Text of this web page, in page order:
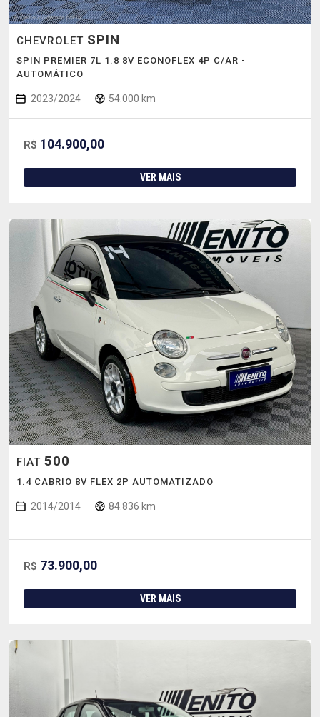
CHEVROLET SPIN
SPIN PREMIER 7L 1.8 8V ECONOFLEX 4P C/AR -
AUTOMÁTICO
2023/2024 54.000 km
R$ 104.900,00
VER MAIS
FIAT 500
1.4 CABRIO 8V FLEX 2P AUTOMATIZADO
2014/2014 84.836 km
R$ 73.900,00
VER MAIS